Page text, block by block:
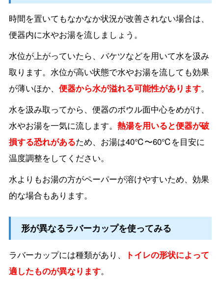
時間を置いてもなかなか状況が改善されない場合は、
便器内に水やお湯を流しましょう。
水位が上がっていたら、バケツなどを用いて水を汲み
取ります。水位が高い状態で水やお湯を流しても効果
が薄いほか、 便器から水が溢れる可能性があります。
水を汲み取ってから、便器のボウル面中心をめがけ、
水やお湯を一気に流します。 熱湯を用いると便器が破
損する恐れがあるため、お湯は40℃〜60℃を目安に
温度調整をしてください。
水よりもお湯の方がペーパーが溶けやすいため、効果
的な場合もあります。
形が異なるラバーカップを使ってみる
ラバーカップには種類があり、
トイレの形状によって
適したものが異なります。